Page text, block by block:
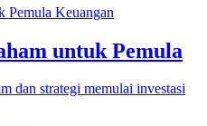
Keuangan
untuk Pemula
dan strategi memulai investasi